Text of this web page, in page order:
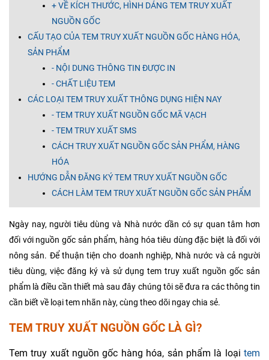
+ VỀ KÍCH THƯỚC, HÌNH DÁNG TEM TRUY XUẤT
NGUỒN GỐC
CẤU TẠO CỦA TEM TRUY XUẤT NGUỒN GỐC HÀNG HÓA,
SẢN PHẨM
- NỘI DUNG THÔNG TIN ĐƯỢC IN
- CHẤT LIỆU TEM
CÁC LOẠI TEM TRUY XUẤT THÔNG DỤNG HIỆN NAY
- TEM TRUY XUẤT NGUỒN GỐC MÃ VẠCH
- TEM TRUY XUẤT SMS
CÁCH TRUY XUẤT NGUỒN GỐC SẢN PHẨM, HÀNG
HÓA
HƯỚNG DẪN ĐĂNG KÝ TEM TRUY XUẤT NGUỒN GỐC
CÁCH LÀM TEM TRUY XUẤT NGUỒN GỐC SẢN PHẨM
Ngày nay, người tiêu dùng và Nhà nước dần có sự quan tâm hơn
đối với nguồn gốc sản phẩm, hàng hóa tiêu dùng đặc biệt là đối với
nông sản. Để thuận tiện cho doanh nghiệp, Nhà nước và cả người
tiêu dùng, việc đăng ký và sử dụng tem truy xuất nguồn gốc sản
phẩm là điều cần thiết mà sau đây chúng tôi sẽ đưa ra các thông tin
cần biết về loại tem nhãn này, cùng theo dõi ngay chia sẻ.
TEM TRUY XUẤT NGUỒN GỐC LÀ GÌ?
Tem truy xuất nguồn gốc hàng hóa, sản phẩm là loại tem